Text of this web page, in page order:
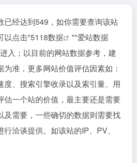
已经达到549，如你需要查询该站
以点击"5118数据 ""爱站数据
入；以目前的网站数据参考，建
准，更多网站价值评估因素如：
度、搜索引擎收录以及索引量、用
估一个站的价值，最主要还是需要
及需要，一些确切的数据则需要找
洽谈提供。如该站的IP、PV、